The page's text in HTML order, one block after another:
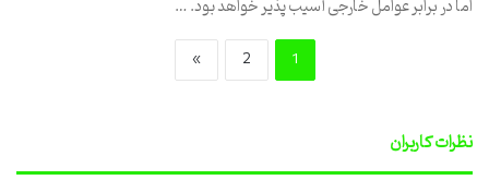
اما در برابر عوامل خارجی آسیب پذیر خواهد بود. …
1
2
»
نظرات کاربران